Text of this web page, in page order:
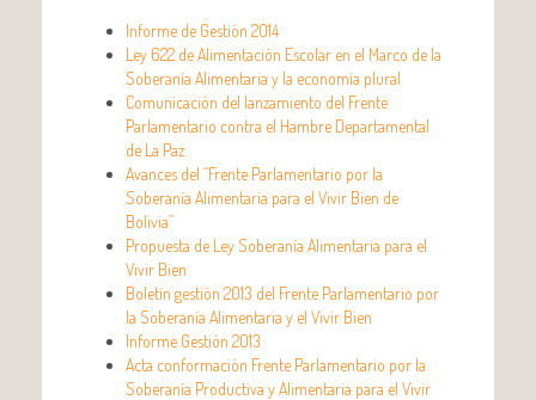
Informe de Gestión 2014
Ley 622 de Alimentación Escolar en el Marco de la
Soberanía Alimentaria y la economía plural
Comunicación del lanzamiento del Frente
Parlamentario contra el Hambre Departamental
de La Paz
Avances del “Frente Parlamentario por la
Soberanía Alimentaria para el Vivir Bien de
Bolivia”
Propuesta de Ley Soberanía Alimentaria para el
Vivir Bien
Boletín gestión 2013 del Frente Parlamentario por
la Soberanía Alimentaria y el Vivir Bien
Informe Gestión 2013
Acta conformación Frente Parlamentario por la
Soberanía Productiva y Alimentaria para el Vivir